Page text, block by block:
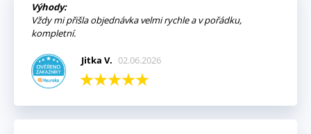
Výhody:
Vždy mi přišla objednávka velmi rychle a v pořádku,
kompletní.
Jitka V. 02.06.2026